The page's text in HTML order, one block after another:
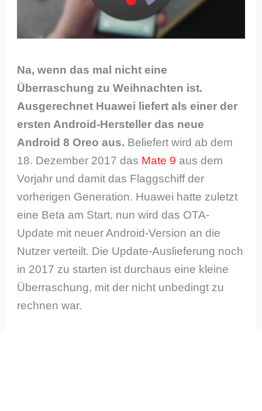
Na, wenn das mal nicht eine
Überraschung zu Weihnachten ist.
Ausgerechnet Huawei liefert als einer der
ersten Android-Hersteller das neue
Android 8 Oreo aus. Beliefert wird ab dem
18. Dezember 2017 das Mate 9 aus dem
Vorjahr und damit das Flaggschiff der
vorherigen Generation. Huawei hatte zuletzt
eine Beta am Start, nun wird das OTA-
Update mit neuer Android-Version an die
Nutzer verteilt. Die Update-Auslieferung noch
in 2017 zu starten ist durchaus eine kleine
Überraschung, mit der nicht unbedingt zu
rechnen war.